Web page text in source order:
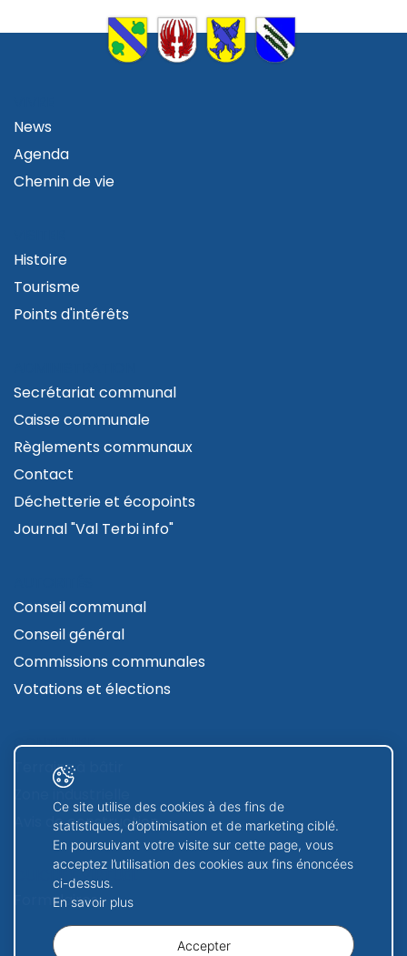
News
Agenda
Chemin de vie
Histoire
Tourisme
Points d'intérêts
Secrétariat communal
Caisse communale
Règlements communaux
Contact
Déchetterie et écopoints
Journal "Val Terbi info"
Conseil communal
Conseil général
Commissions communales
Votations et élections
CONTRUIRE
Terrains à bâtir
Zone industrielle
Avis de construction
GUICHET VIRTUEL
Formulaires
Ce site utilise des cookies à des fins de
statistiques, d’optimisation et de marketing ciblé.
En poursuivant votre visite sur cette page, vous
acceptez l’utilisation des cookies aux fins énoncées
ci-dessus.
En savoir plus
Accepter